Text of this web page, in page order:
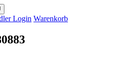
Login Warenkorb